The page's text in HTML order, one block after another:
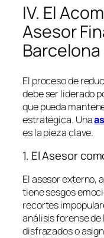
IV. El
Asesor
Barcelona
El proceso de
debe ser liderado
que pueda
estratégica. Una
es la pieza clave.
1. El Asesor
El asesor externo,
tiene sesgos
recortes
análisis forense
disfrazados o